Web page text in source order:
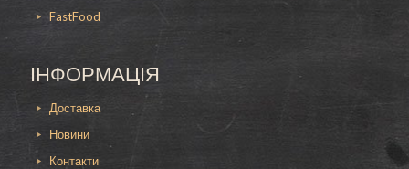
FastFood
ІНФОРМАЦІЯ
Доставка
Новини
Контакти